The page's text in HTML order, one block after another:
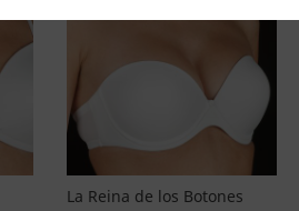
La Reina de los Botones